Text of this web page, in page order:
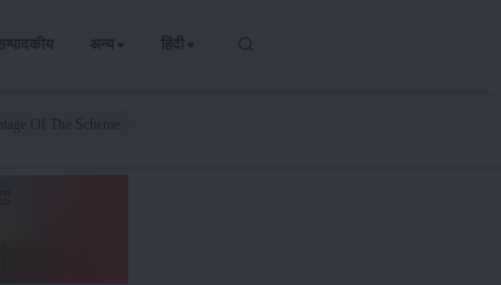
अन्य हिंदी